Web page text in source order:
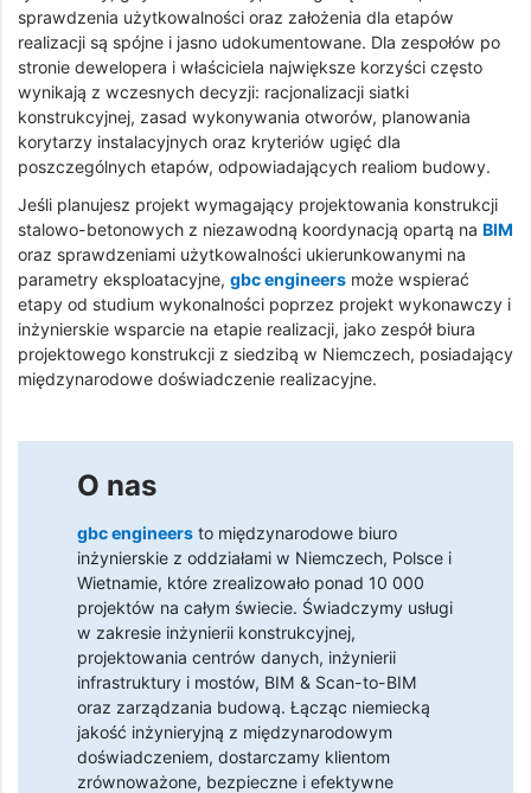
sprawdzenia użytkowalności oraz założenia dla etapów
realizacji są spójne i jasno udokumentowane. Dla zespołów po
stronie dewelopera i właściciela największe korzyści często
wynikają z wczesnych decyzji: racjonalizacji siatki
konstrukcyjnej, zasad wykonywania otworów, planowania
korytarzy instalacyjnych oraz kryteriów ugięć dla
poszczególnych etapów, odpowiadających realiom budowy.
Jeśli planujesz projekt wymagający projektowania konstrukcji
stalowo-betonowych z niezawodną koordynacją opartą na BIM
oraz sprawdzeniami użytkowalności ukierunkowanymi na
parametry eksploatacyjne, gbc engineers może wspierać
etapy od studium wykonalności poprzez projekt wykonawczy i
inżynierskie wsparcie na etapie realizacji, jako zespół biura
projektowego konstrukcji z siedzibą w Niemczech, posiadający
międzynarodowe doświadczenie realizacyjne.
O nas
gbc engineers to międzynarodowe biuro
inżynierskie z oddziałami w Niemczech, Polsce i
Wietnamie, które zrealizowało ponad 10 000
projektów na całym świecie. Świadczymy usługi
w zakresie inżynierii konstrukcyjnej,
projektowania centrów danych, inżynierii
infrastruktury i mostów, BIM & Scan-to-BIM
oraz zarządzania budową. Łącząc niemiecką
jakość inżynieryjną z międzynarodowym
doświadczeniem, dostarczamy klientom
zrównoważone, bezpieczne i efektywne